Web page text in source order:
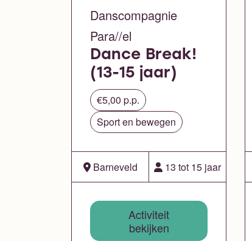
Danscompagnie
Para//el
Dance Break!
(13-15 jaar)
€5,00 p.p.
Sport en bewegen
Barneveld 13 tot 15 jaar
Activiteit
bekijken